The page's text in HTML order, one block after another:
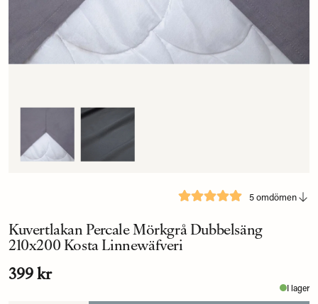
5 omdömen
Kuvertlakan Percale Mörkgrå Dubbelsäng
210x200 Kosta Linnewäfveri
399 kr
I lager